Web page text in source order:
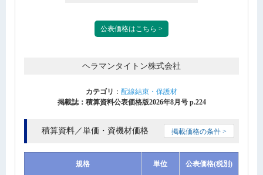
公表価格はこちら >
ヘラマンタイトン株式会社
カテゴリ ： 配線結束・保護材
掲載誌：積算資料公表価格版2026年8月号 p.224
積算資料／単価・資機材価格 掲載価格の条件 >
規格 単位 公表価格(税別)